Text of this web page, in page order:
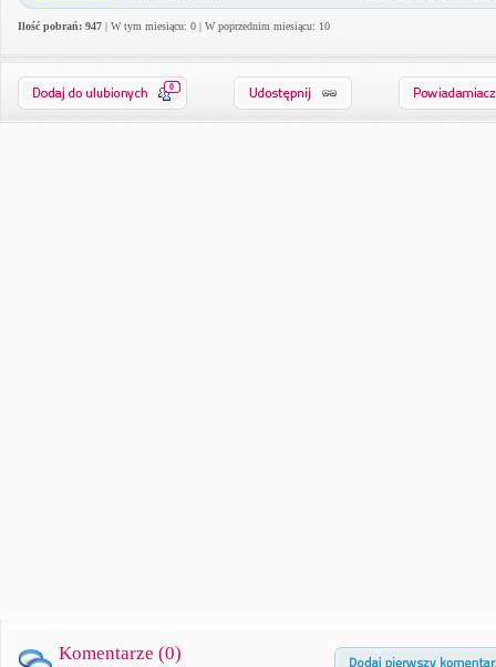
Ilość pobrań: 947 | W tym miesiącu: 0 | W poprzednim miesiącu: 10
0
Komentarze (0)